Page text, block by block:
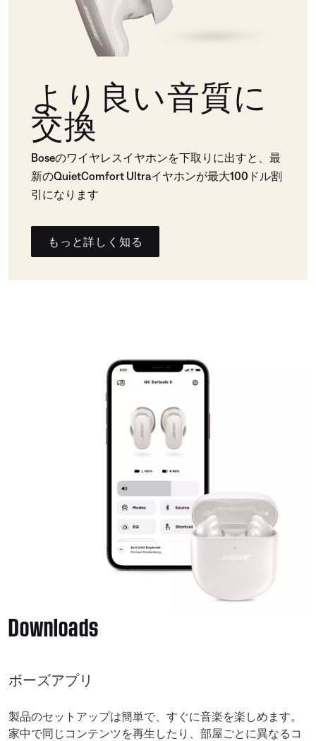
より良い音質に
交換
Boseのワイヤレスイヤホンを下取りに出すと、最
新のQuietComfort Ultraイヤホンが最大100ドル割
引になります
もっと詳しく知る
Downloads
ボーズアプリ
製品のセットアップは簡単で、すぐに音楽を楽しめます。
家中で同じコンテンツを再生したり、部屋ごとに異なるコ